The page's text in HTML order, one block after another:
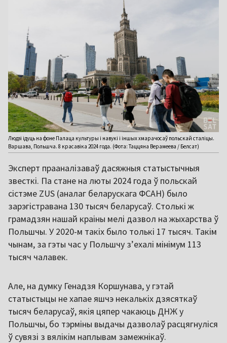
Людзі ідуць на фоне Палаца культуры і навукі і іншых хмарачосаў польскай сталіцы.
Варшава, Польшча. 8 красавіка 2024 года. (Фота: Таццяна Верамеева / Белсат)
Эксперт прааналізаваў дасяжныя статыстычныя
звесткі. Па стане на люты 2024 года ў польскай
сістэме ZUS (аналаг беларускага ФСАН) было
зарэгістравана 130 тысяч беларусаў. Столькі ж
грамадзян нашай краіны мелі дазвол на жыхарства ў
Польшчы. У 2020-м такіх было толькі 17 тысяч. Такім
чынам, за гэты час у Польшчу з’ехалі мінімум 113
тысяч чалавек.
Але, на думку Генадзя Коршунава, у гэтай
статыстыцы не хапае яшчэ некалькіх дзясяткаў
тысяч беларусаў, якія цяпер чакаюць ДНЖ у
Польшчы, бо тэрміны выдачы дазволаў расцягнуліся
ў сувязі з вялікім наплывам замежнікаў.